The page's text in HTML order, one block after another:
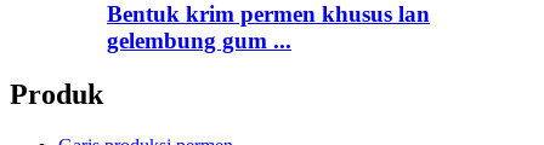
Bentuk krim permen khusus lan
gelembung gum ...
Produk